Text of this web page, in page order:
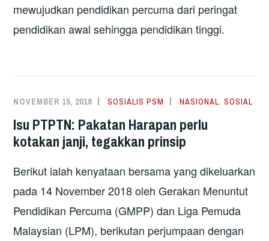
mewujudkan pendidikan percuma dari peringat
pendidikan awal sehingga pendidikan tinggi.
NOVEMBER 15, 2018 SOSIALIS PSM NASIONAL,SOSIAL
Isu PTPTN: Pakatan Harapan perlu
kotakan janji, tegakkan prinsip
Berikut ialah kenyataan bersama yang dikeluarkan
pada 14 November 2018 oleh Gerakan Menuntut
Pendidikan Percuma (GMPP) dan Liga Pemuda
Malaysian (LPM), berikutan perjumpaan dengan